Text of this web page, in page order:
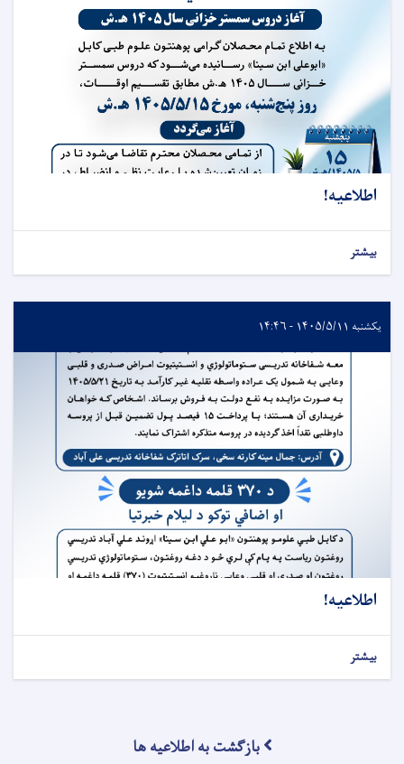
اطلاعیه!
بیشتر
یکشنبه ۱۴۰۵/۵/۱۱ - ۱۴:۴۶
اطلاعیه!
بیشتر
بازگشت به اطلاعیه ها